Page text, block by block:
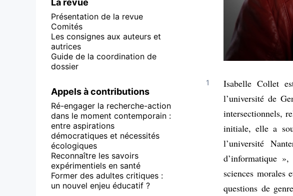
La revue
Présentation de la revue
Comités
Les consignes aux auteurs et
autrices
Guide de la coordination de
dossier
Appels à contributions
Ré-engager la recherche-action
dans le moment contemporain :
entre aspirations
démocratiques et nécessités
écologiques
Reconnaître les savoirs
expérimentiels en santé
Former des adultes critiques :
un nouvel enjeu éducatif ?
Isabelle Collet
l’université de
intersectionnels,
initiale, elle a
l’université
d’informatique
sciences morales
questions de